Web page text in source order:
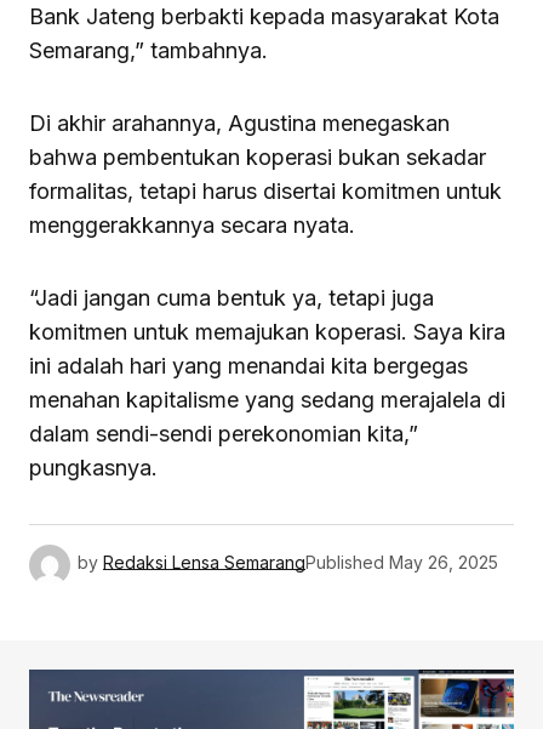
Bank Jateng berbakti kepada masyarakat Kota
Semarang,” tambahnya.
Di akhir arahannya, Agustina menegaskan
bahwa pembentukan koperasi bukan sekadar
formalitas, tetapi harus disertai komitmen untuk
menggerakkannya secara nyata.
“Jadi jangan cuma bentuk ya, tetapi juga
komitmen untuk memajukan koperasi. Saya kira
ini adalah hari yang menandai kita bergegas
menahan kapitalisme yang sedang merajalela di
dalam sendi-sendi perekonomian kita,”
pungkasnya.
by Redaksi Lensa SemarangPublished May 26, 2025